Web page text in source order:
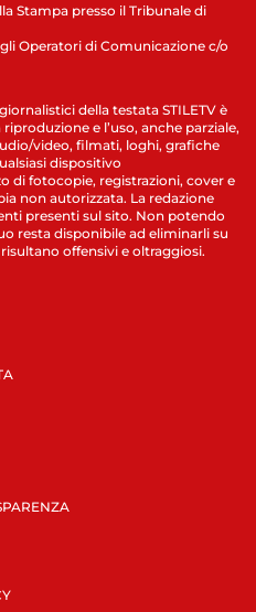
Stampa presso il Tribunale di
Operatori di Comunicazione c/o
della testata STILETV è
e l’uso, anche parziale,
video, filmati, loghi, grafiche
dispositivo
di fotocopie, registrazioni, cover e
non autorizzata. La redazione
presenti sul sito. Non potendo
resta disponibile ad eliminarli su
offensivi e oltraggiosi.